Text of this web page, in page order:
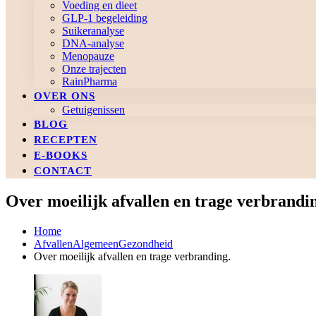
Voeding en dieet
GLP-1 begeleiding
Suikeranalyse
DNA-analyse
Menopauze
Onze trajecten
RainPharma
OVER ONS
Getuigenissen
BLOG
RECEPTEN
E-BOOKS
CONTACT
Over moeilijk afvallen en trage
Home
AfvallenAlgemeenGezondheid
Over moeilijk afvallen en trage verbranding.